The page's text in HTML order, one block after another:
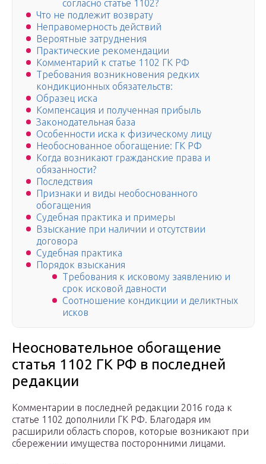
согласно статье 1102?
Что не подлежит возврату
Неправомерность действий
Вероятные затруднения
Практические рекомендации
Комментарий к статье 1102 ГК РФ
Требования возникновения редких
кондикционных обязательств:
Образец иска
Компенсация и полученная прибыль
Законодательная база
Особенности иска к физическому лицу
Необоснованное обогащение: ГК РФ
Когда возникают гражданские права и
обязанности?
Последствия
Признаки и виды необоснованного
обогащения
Судебная практика и примеры
Взыскание при наличии и отсутствии
договора
Судебная практика
Порядок взыскания
Требования к исковому заявлению и
срок исковой давности
Соотношение кондикции и деликтных
исков
Неосновательное обогащение
статья 1102 ГК РФ в последней
редакции
Комментарии в последней редакции 2016 года к
статье 1102 дополнили ГК РФ. Благодаря им
расширили область споров, которые возникают при
сбережении имущества посторонними лицами.